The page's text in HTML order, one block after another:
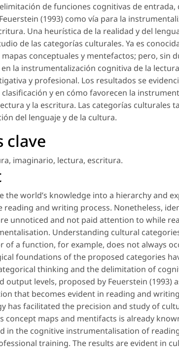
de funciones cognitivas de entrada,
(1993) como vía para la
Una heurística de la realidad y del
de las categorías culturales. Ya es
conceptuales y mentefactos; pero, sin
la instrumentalización cognitiva de la
y profesional. Los resultados se
y en cómo favorecen la
y la escritura. Las categorías culturales
del lenguaje y de la cultura.
clave
, imaginario, lectura, escritura.
the world’s knowledge into a hierarchy and
reading and writing process. Nonetheless,
unnoticed and not paid attention to while
Understanding cultural
of a function, for example, does not always
foundations of the proposed categories
thinking and the delimitation of
output levels, proposed by Feuerstein (1993)
that becomes evident in reading and
has facilitated the precision and study of
concept maps and mentifacts is already
in the cognitive instrumentalisation of
training. The results are evident in